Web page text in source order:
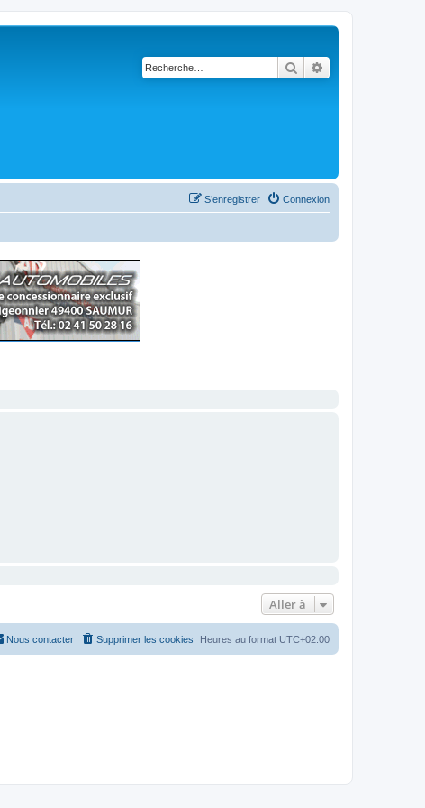
Rechercher
Connexion
S’enregistrer
Aller à
Heures au format UTC+02:00
Supprimer les cookies
Nous contacter